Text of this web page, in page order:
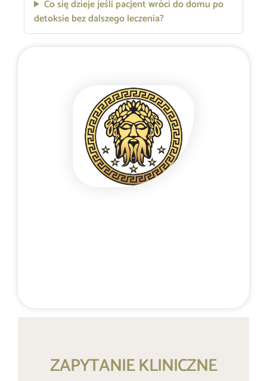
Co się dzieje jeśli pacjent wróci do domu po
detoksie bez dalszego leczenia?
ZAPYTANIE KLINICZNE